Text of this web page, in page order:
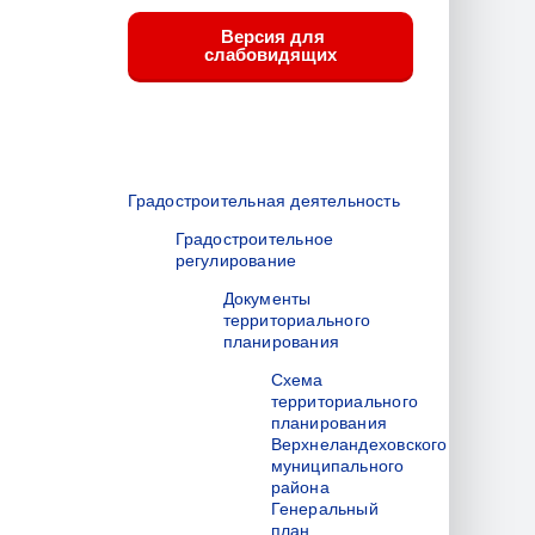
Версия для
слабовидящих
Градостроительная деятельность
Градостроительное
регулирование
Документы
территориального
планирования
Схема
территориального
планирования
Верхнеландеховского
муниципального
района
Генеральный
план